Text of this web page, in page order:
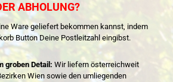
ABHOLUNG?
Ware geliefert bekommen kannst, indem
Button Deine Postleitzahl eingibst.
groben Detail: Wir liefern österreichweit
Wien sowie den umliegenden